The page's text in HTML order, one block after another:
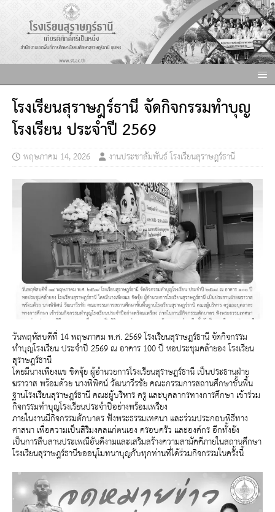
โรงเรียนสุราษฎร์ธานี จัดกิจกรรมทำบุญ
โรงเรียน ประจำปี 2569
พฤษภาคม 14, 2026 งานประชาสัมพันธ์ โรงเรียนสุราษฎร์ธานี
วันพฤหัสบดีที่ 14 พฤษภาคม พ.ศ. 2569 โรงเรียนสุราษฎร์ธานี จัดกิจกรรม
ทำบุญโรงเรียน ประจำปี 2569 ณ อาคาร 100 ปี หอประชุมคล้ายอง โรงเรียน
สุราษฎร์ธานี
โดยมีนางเพียงแข ชิดจุ้ย ผู้อำนวยการโรงเรียนสุราษฎร์ธานี เป็นประธานฝ่าย
ฆราวาส พร้อมด้วย นางพิพิศน์ วัฒนาวีรชัย คณะกรรมการสถานศึกษาขั้นพื้น
ฐานโรงเรียนสุราษฎร์ธานี คณะผู้บริหาร ครู และบุคลากรทางการศึกษา เข้าร่วม
กิจกรรมทำบุญโรงเรียนประจำปีอย่างพร้อมเพรียง
ภายในงานมีกิจกรรมตักบาตร ฟังพระธรรมเทศนา และร่วมประกอบพิธีทาง
ศาสนา เพื่อความเป็นสิริมงคลแก่ตนเอง ครอบครัว และองค์กร อีกทั้งยัง
เป็นการสืบสานประเพณีอันดีงามและเสริมสร้างความสามัคคีภายในสถานศึกษา
โรงเรียนสุราษฎร์ธานีขออนุโมทนาบุญกับทุกท่านที่ได้ร่วมกิจกรรมในครั้งนี้